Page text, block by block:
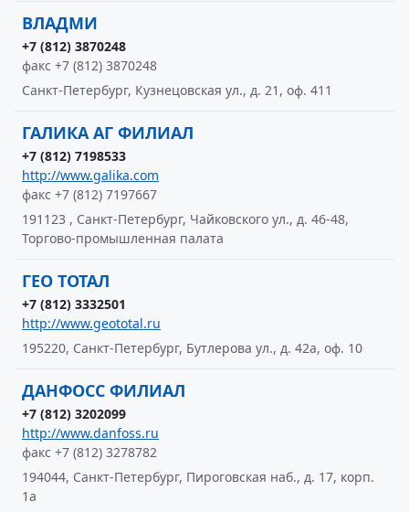
ВЛАДМИ
+7 (812) 3870248
факс +7 (812) 3870248
Санкт-Петербург, Кузнецовская ул., д. 21, оф. 411
ГАЛИКА АГ ФИЛИАЛ
+7 (812) 7198533
http://www.galika.com
факс +7 (812) 7197667
191123 , Санкт-Петербург, Чайковcкого ул., д. 46-48,
Торгово-промышленная палата
ГЕО ТОТАЛ
+7 (812) 3332501
http://www.geototal.ru
195220, Санкт-Петербург, Бутлерова ул., д. 42а, оф. 10
ДАНФОСС ФИЛИАЛ
+7 (812) 3202099
http://www.danfoss.ru
факс +7 (812) 3278782
194044, Санкт-Петербург, Пироговская наб., д. 17, корп.
1а